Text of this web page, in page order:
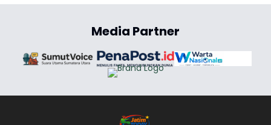
Media Partner